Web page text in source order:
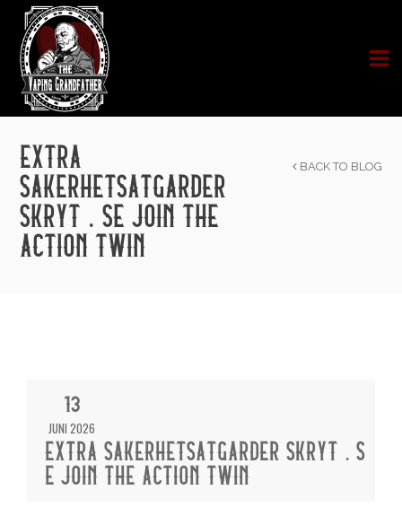
EXTRA
SÄKERHETSÅTGÄRDER
SKRYT . SE JOIN THE
ACTION TWIN
BACK TO BLOG
13
JUNI 2026
EXTRA SÄKERHETSÅTGÄRDER SKRYT . S
E JOIN THE ACTION TWIN